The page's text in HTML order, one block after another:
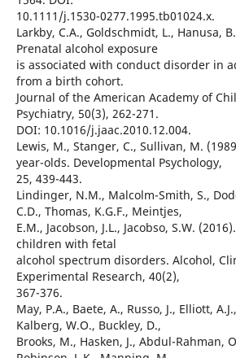
10.1111/j.1530-0277.1995.tb01024.x.
Larkby, C.A., Goldschmidt, L., Hanusa,
Prenatal alcohol exposure
is associated with conduct disorder in
from a birth cohort.
Journal of the American Academy of
Psychiatry, 50(3), 262-271.
DOI: 10.1016/j.jaac.2010.12.004.
Lewis, M., Stanger, C., Sullivan, M.
year-olds. Developmental Psychology,
25, 439-443.
Lindinger, N.M., Malcolm-Smith, S.,
C.D., Thomas, K.G.F., Meintjes,
E.M., Jacobson, J.L., Jacobso, S.W.
children with fetal
alcohol spectrum disorders. Alcohol,
Experimental Research, 40(2),
367-376.
May, P.A., Baete, A., Russo, J., Elliott,
Kalberg, W.O., Buckley, D.,
Brooks, M., Hasken, J., Abdul-Rahman,